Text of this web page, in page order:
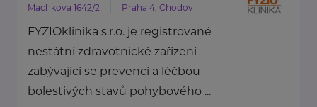
Machkova 1642/2 Praha 4, Chodov
FYZIOklinika s.r.o. je registrované
nestátní zdravotnické zařízení
zabývající se prevencí a léčbou
bolestivých stavů pohybového ...